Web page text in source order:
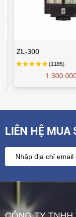
ZL-300
(1185)
1.300.000
LIÊN HỆ MUA